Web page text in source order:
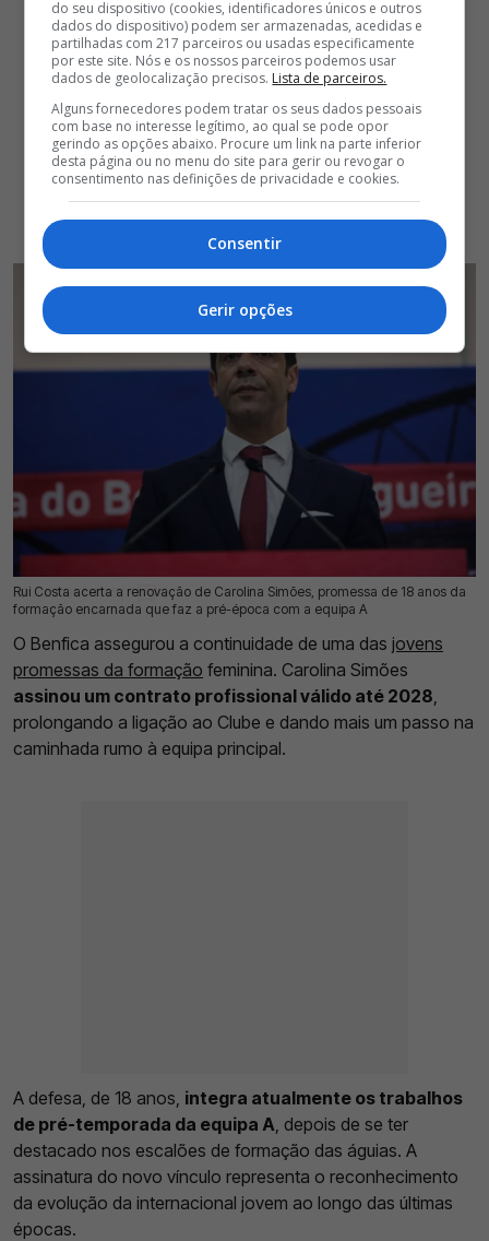
Rui Costa acerta a renovação de Carolina Simões, promessa de 18 anos da
formação encarnada que faz a pré-época com a equipa A
29 Jul 2026 | 17:46 | 0
O Benfica assegurou a continuidade de uma das jovens
promessas da formação feminina. Carolina Simões
assinou um contrato profissional válido até 2028
prolongando a ligação ao Clube e dando mais um passo na
caminhada rumo à equipa principal.
A defesa, de 18 anos, integra atualmente os trabalhos
de pré-temporada da equipa A , depois de se ter
destacado nos escalões de formação das águias. A
assinatura do novo vínculo representa o reconhecimento
da evolução da internacional jovem ao longo das últimas
épocas.
do seu dispositivo (cookies, identificadores únicos e outros
dados do dispositivo) podem ser armazenadas, acedidas e
partilhadas com 217 parceiros ou usadas especificamente
por este site. Nós e os nossos parceiros podemos usar
dados de geolocalização precisos. Lista de parceiros.
Alguns fornecedores podem tratar os seus dados pessoais
com base no interesse legítimo, ao qual se pode opor
gerindo as opções abaixo. Procure um link na parte inferior
desta página ou no menu do site para gerir ou revogar o
consentimento nas definições de privacidade e cookies.
Consentir
Gerir opções